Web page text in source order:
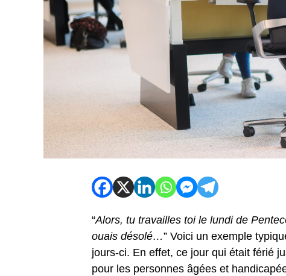
“Alors, tu travailles toi le lundi de
ouais désolé…” Voici un exemple
jours-ci. En effet, ce jour qui était férié
pour les personnes âgées et